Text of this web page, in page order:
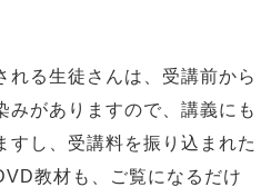
れる生徒さんは、受講前から
みがありますので、講義にも
すし、受講料を振り込まれた
教材も、ご覧になるだけ